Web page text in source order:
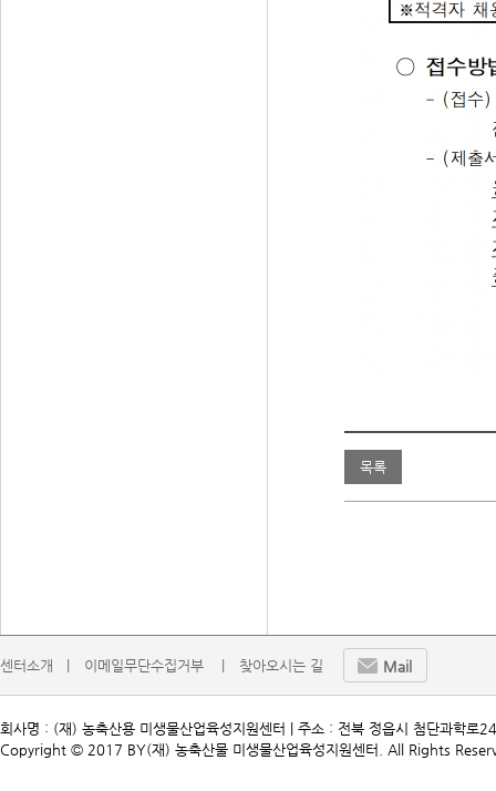
목록
센터소개   | 이메일무단수집거부    | 찾아오시는 길 Mail
회사명 : (재) 농축산용 미생물산업육성지원센터 | 주소 : 전북 정읍시 첨단과
Copyright © 2017 BY(재) 농축산물 미생물산업육성지원센터. All Rights